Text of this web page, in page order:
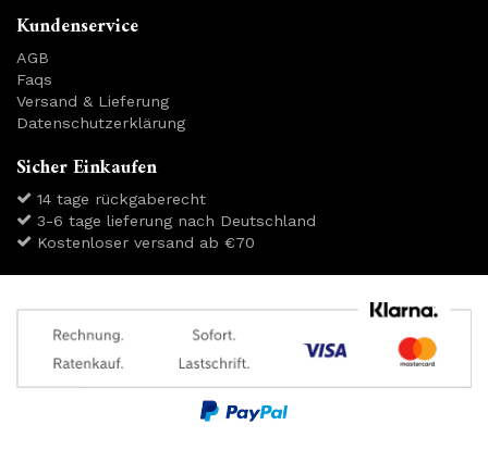
Kundenservice
AGB
Faqs
Versand & Lieferung
Datenschutzerklärung
Sicher Einkaufen
14 tage rückgaberecht
3-6 tage lieferung nach Deutschland
Kostenloser versand ab €70